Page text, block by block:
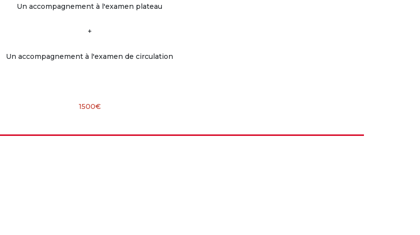
Un accompagnement à l'examen plateau
+
Un accompagnement à l'examen de circulation
1500€